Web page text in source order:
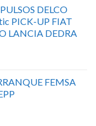
DELCO
PICK-UP FIAT
LANCIA DEDRA
FEMSA